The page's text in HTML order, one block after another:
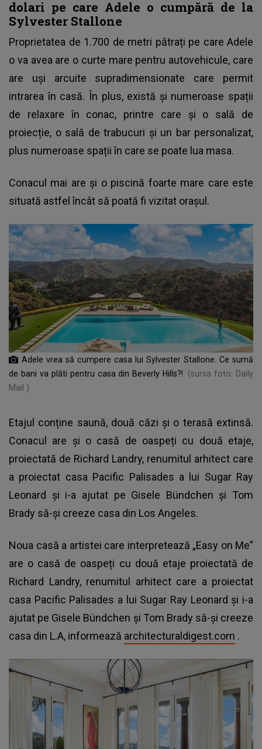
dolari pe care Adele o cumpără de la
Sylvester Stallone
Proprietatea de 1.700 de metri pătrați pe care Adele
o va avea are o curte mare pentru autovehicule, care
are uși arcuite supradimensionate care permit
intrarea în casă. În plus, există și numeroase spații
de relaxare în conac, printre care și o sală de
proiecție, o sală de trabucuri și un bar personalizat,
plus numeroase spații în care se poate lua masa.
Conacul mai are și o piscină foarte mare care este
situată astfel încât să poată fi vizitat orașul.
Adele vrea să cumpere casa lui Sylvester Stallone. Ce sumă
de bani va plăti pentru casa din Beverly Hills?!
(sursa foto: Daily
Mail )
Etajul conține saună, două căzi și o terasă extinsă.
Conacul are și o casă de oaspeți cu două etaje,
proiectată de Richard Landry, renumitul arhitect care
a proiectat casa Pacific Palisades a lui Sugar Ray
Leonard și i-a ajutat pe Gisele Bündchen și Tom
Brady să-și creeze casa din Los Angeles.
Noua casă a artistei care interpretează „Easy on Me”
are o casă de oaspeți cu două etaje proiectată de
Richard Landry, renumitul arhitect care a proiectat
casa Pacific Palisades a lui Sugar Ray Leonard și i-a
ajutat pe Gisele Bündchen și Tom Brady să-și creeze
casa din L.A, informează architecturaldigest.com .